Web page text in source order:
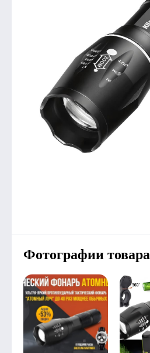
Фотографии товара